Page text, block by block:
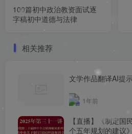
100篇初中政治教资面试逐
字稿初中道德与法律
相关推荐
文学作品翻译AI提
1年前
【直播】《制定国
个五年规划的建议